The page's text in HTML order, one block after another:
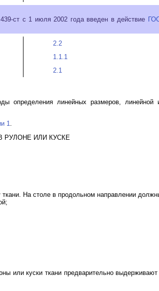
ст с 1 июля 2002 года введен в действие
2.2
1.1.1
2.1
определения линейных размеров, линейной
1.
РУЛОНЕ ИЛИ КУСКЕ
На столе в продольном направлении
или куски ткани предварительно